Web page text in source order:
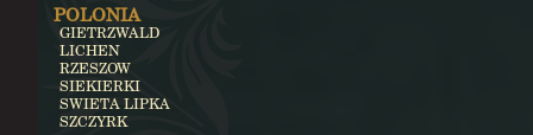
POLONIA
GIETRZWALD
LICHEN
RZESZOW
SIEKIERKI
SWIETA LIPKA
SZCZYRK